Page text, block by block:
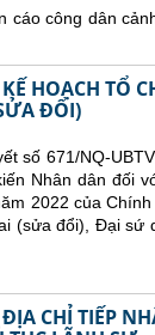
cáo công dân
HOẠCH TỔ
ĐỔI)
số 671/NQ-
Nhân dân đối
2022 của
(sửa đổi), Đại sứ
CHỈ TIẾP